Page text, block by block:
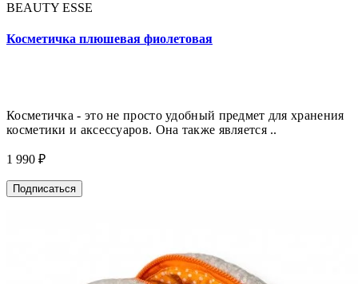
BEAUTY ESSE
Косметичка плюшевая фиолетовая
Косметичка - это не просто удобный предмет для хранения
косметики и аксессуаров. Она также является ..
1 990 ₽
Подписаться